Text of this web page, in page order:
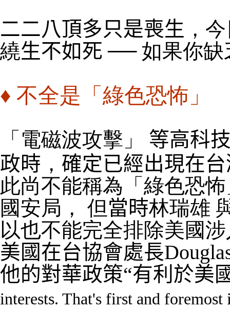
二二八頂多只是喪生 ，
繞生不如死 ── 如果你缺
♦ 不全是 「綠色恐怖 」
「電磁波攻擊」
等高科
政時 ， 確定已經出現在
此尚不能稱為 「綠色恐怖
國安局 ， 但當時林瑞雄
以也不能完全排除美國
美國在台協會處長
他的對華政策“有利於美
interests. That's first and foremost